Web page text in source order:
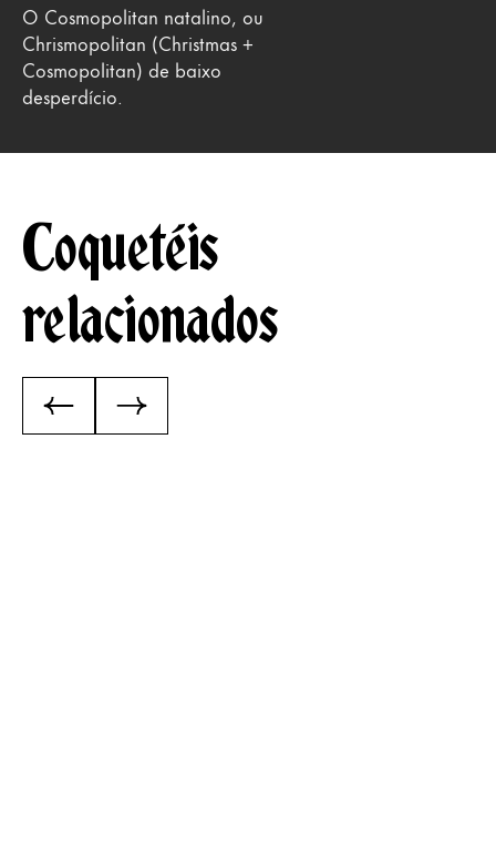
O Cosmopolitan natalino, ou
Chrismopolitan (Christmas +
Cosmopolitan) de baixo
desperdício.
Coquetéis
relacionados